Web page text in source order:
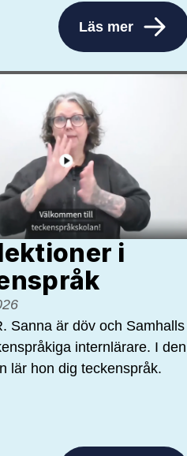
Läs mer
i
Sanna är döv och Samhalls
internlärare. I den
lär hon dig teckenspråk.